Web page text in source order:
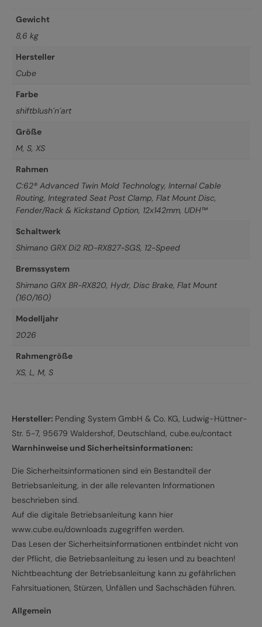
Gewicht
8,6 kg
Hersteller
Cube
Farbe
shiftblush´n´art
Größe
M, S, XS
Rahmen
C:62® Advanced Twin Mold Technology, Internal Cable
Routing, Integrated Seat Post Clamp, Flat Mount Disc,
Fender/Rack & Kickstand Option, 12x142mm, UDH™
Schaltwerk
Shimano GRX Di2 RD-RX827-SGS, 12-Speed
Bremssystem
Shimano GRX BR-RX820, Hydr, Disc Brake, Flat Mount
(160/160)
Modelljahr
2026
Rahmengröße
XS, L, M, S
Hersteller: Pending System GmbH & Co. KG, Ludwig-Hüttner-
Str. 5-7, 95679 Waldershof, Deutschland, cube.eu/contact
Warnhinweise und Sicherheitsinformationen:
Die Sicherheitsinformationen sind ein Bestandteil der
Betriebsanleitung, in der alle relevanten Informationen
beschrieben sind.
Auf die digitale Betriebsanleitung kann hier
www.cube.eu/downloads zugegriffen werden.
Das Lesen der Sicherheitsinformationen entbindet nicht von
der Pflicht, die Betriebsanleitung zu lesen und zu beachten!
Nichtbeachtung der Betriebsanleitung kann zu gefährlichen
Fahrsituationen, Stürzen, Unfällen und Sachschäden führen.
Allgemein